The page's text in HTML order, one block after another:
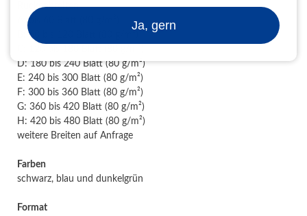
Rückenbreiten
A: bis 60 Blatt (80 g/m²)
B: 60 bis 120 Blatt (80 g/m²)
D: 180 bis 240 Blatt (80 g/m²)
E: 240 bis 300 Blatt (80 g/m²)
F: 300 bis 360 Blatt (80 g/m²)
G: 360 bis 420 Blatt (80 g/m²)
H: 420 bis 480 Blatt (80 g/m²)
weitere Breiten auf Anfrage
Farben
schwarz, blau und dunkelgrün
Format
Ja, gern